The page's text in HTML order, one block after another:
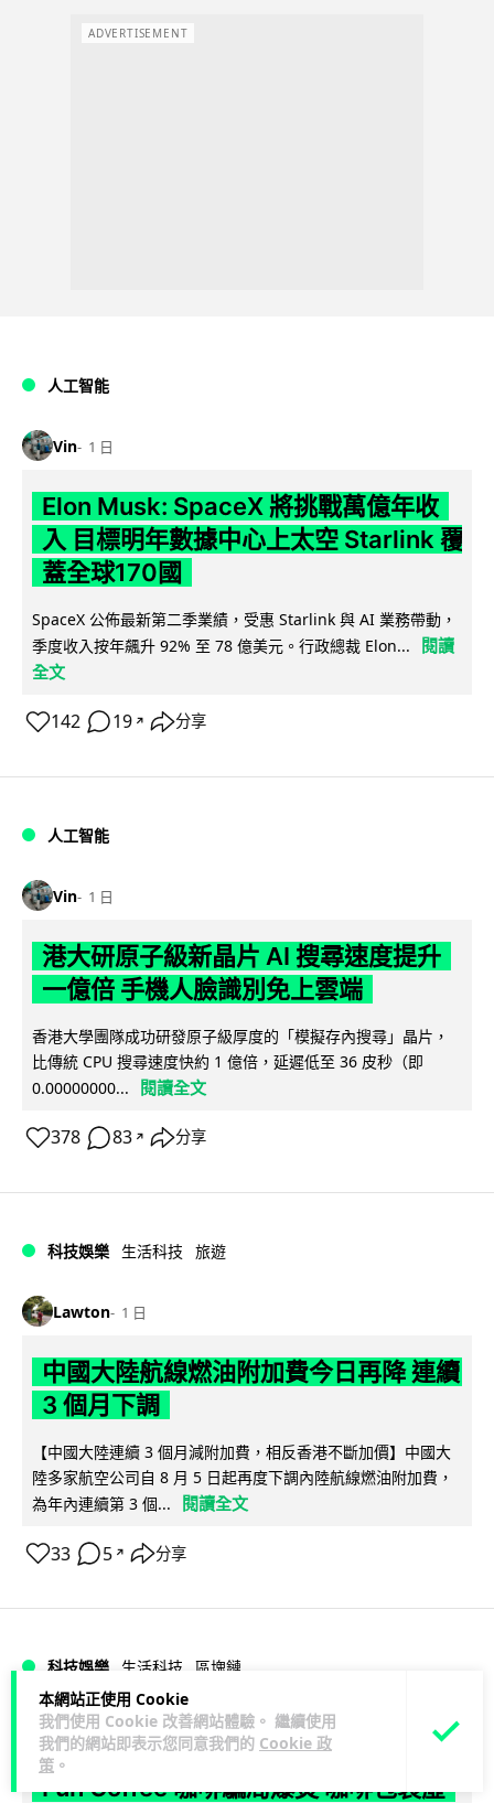
本網站正使用 Cookie
我們使用 Cookie 改善網站體驗。 繼續使用
我們的網站即表示您同意我們的 Cookie 政
策 。
ADVERTISEMENT
人工智能
Vin 1 日
Elon Musk: SpaceX 將挑戰萬億年收
入 目標明年數據中心上太空 Starlink 覆
蓋全球170國
SpaceX 公佈最新第二季業績，受惠 Starlink 與 AI 業務帶動，
季度收入按年飆升 92% 至 78 億美元。行政總裁 Elon...
閱讀
全文
142 19 ↗ 分享
人工智能
Vin 1 日
港大研原子級新晶片 AI 搜尋速度提升
一億倍 手機人臉識別免上雲端
香港大學團隊成功研發原子級厚度的「模擬存內搜尋」晶片，
比傳統 CPU 搜尋速度快約 1 億倍，延遲低至 36 皮秒（即
0.00000000...
閱讀全文
378 83 ↗ 分享
科技娛樂 生活科技 旅遊
Lawton 1 日
中國大陸航線燃油附加費今日再降 連續
3 個月下調
【中國大陸連續 3 個月減附加費，相反香港不斷加價】中國大
陸多家航空公司自 8 月 5 日起再度下調內陸航線燃油附加費，
為年內連續第 3 個...
閱讀全文
33 5 ↗ 分享
科技娛樂 生活科技 區塊鏈
Lawton 1 日
Fun Coffee 咖啡騙局爆煲 咖啡包裝虛